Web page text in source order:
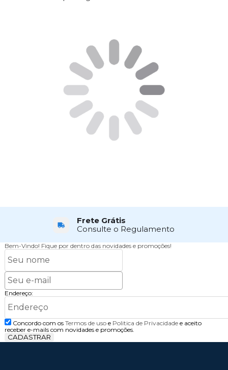
Frete Grátis
Consulte o Regulamento
Bem-Vindo! Fique por dentro das novidades e promoções!
Endereço:
Concordo com os Termos de usoe Politica de Privacidadee aceito
receber e-mails com novidades e promoções.
CADASTRAR